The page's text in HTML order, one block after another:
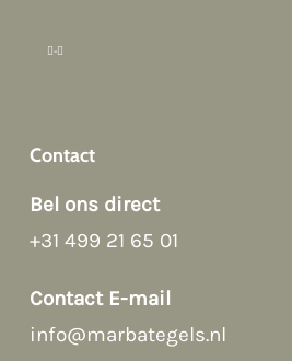
Contact
Bel ons direct
+31 499 21 65 01
Contact E-mail
info@marbategels.nl